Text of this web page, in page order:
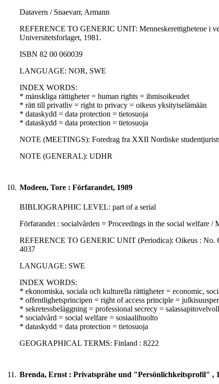
Datavern / Snaevarr, Armann
REFERENCE TO GENERIC UNIT: Menneskerettighetene i
Universitetsforlaget, 1981.
ISBN 82 00 060039
LANGUAGE: NOR, SWE
INDEX WORDS:
* mänskliga rättigheter = human rights = ihmisoikeudet
* rätt till privatliv = right to privacy = oikeus yksityiselämään
* dataskydd = data protection = tietosuoja
* dataskydd = data protection = tietosuoja
NOTE (MEETINGS): Foredrag fra XXII Nordiske
NOTE (GENERAL): UDHR
10. Modeen, Tore : Förfarandet, 1989
BIBLIOGRAPHIC LEVEL: part of a serial
Förfarandet : socialvården = Proceedings in the social welfare /
REFERENCE TO GENERIC UNIT (Periodica): Oikeus : No.
4037
LANGUAGE: SWE
INDEX WORDS:
* ekonomiska, sociala och kulturella rättigheter = economic,
* offentlighetsprincipen = right of access principle =
* sekretessbeläggning = professional secrecy =
* socialvård = social welfare = sosiaalihuolto
* dataskydd = data protection = tietosuoja
GEOGRAPHICAL TERMS: Finland : 8222
11. Brenda, Ernst : Privatsprähe und "Persönlichkeitsprofil" ,